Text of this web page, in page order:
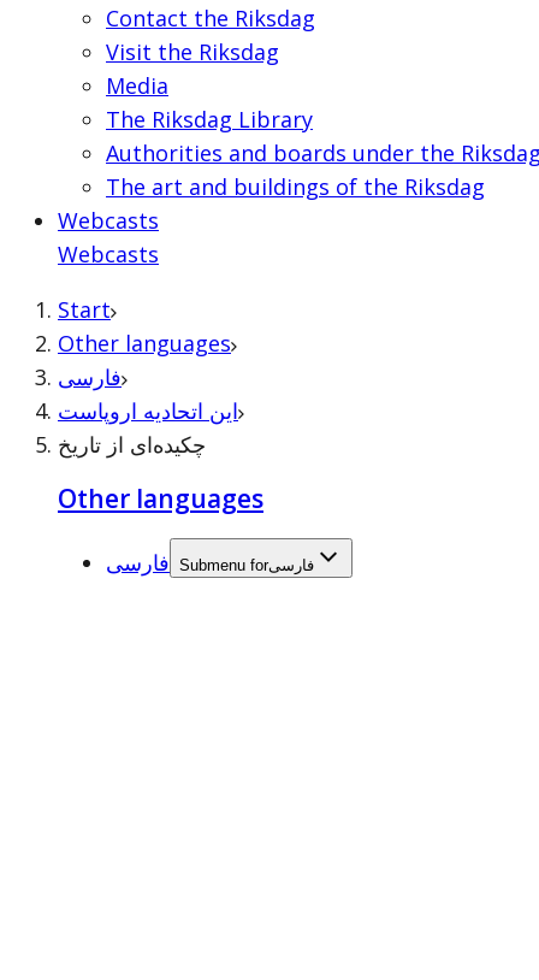
Contact the Riksdag
Visit the Riksdag
Media
The Riksdag Library
Authorities and boards under the Riksdag
The art and buildings of the Riksdag
Webcasts
Webcasts
Start
Other languages
فارسی
این اتحادیه اروپاست
چکیده‌ای از تاریخ
Other languages
فارسی Submenu forفارسی